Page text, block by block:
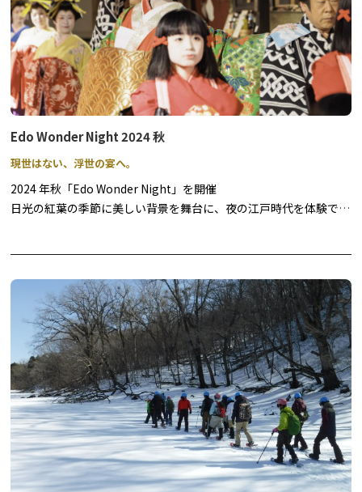
・スノーシュー体験
・アニマルトラッキング＆野鳥観察
・スキーシュー（スノーハイク）
・エアボード体験
・野鳥観察
・輪かんじき体験
※プログラム詳細は、下記「関連資料」をご確認ください。
す。また、アウトドアデイズ日光の開催に合わせて、湯ノ湖畔での
花火、湯元の良質な温泉を楽しめる入浴割引、ランチ特別営業など
を実施します。
【雪上の湯元温泉花火大会】
約10分間、スターマイン2.5合玉～4合玉など数百発の見事な花火
が、冬の湯ノ湖畔の夜空を彩ります。
日程： 2026年2月7日（土）時間： 19：30～
場所：湯ノ湖畔
Edo Wonder Night 2024 秋
現世はない、浮世の宴へ。
2024 年秋「Edo Wonder Night」を開催
日光の紅葉の季節に美しい背景を舞台に、夜の江戸時代を体験でき
をひろげる打ち上げ花火やライブ演奏をお楽しみいただけます。さ
らに、江戸の料理やアルコールドリンクもご用意しています。昼と
は異なる雰囲気を見せる江戸情緒あふれる町並みを眺めながら、ま
るで江戸時代にタイムスリップしたかのような体験をお楽しみいた
だけます。
※内容は天候その他の理由により、予告なく変更となる場合がござ
います。予めご了承くださいませ。